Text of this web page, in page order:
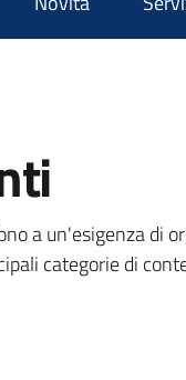
a un'esigenza di
categorie di